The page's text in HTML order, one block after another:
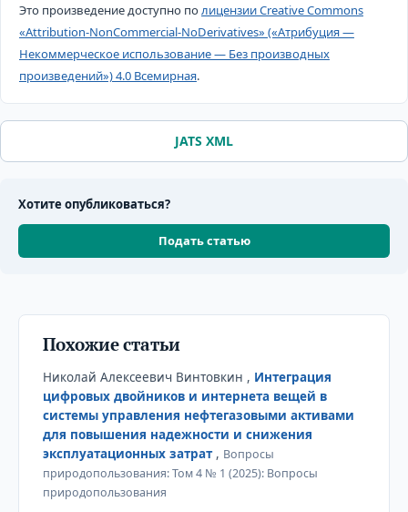
Это произведение доступно полицензии Creative Commons
«Attribution-NonCommercial-NoDerivatives» («Атрибуция —
Некоммерческое использование — Без производных
произведений») 4.0 Всемирная.
JATS XML
Хотите опубликоваться?
Подать статью
Похожие статьи
Николай Алексеевич Винтовкин , Интеграция
цифровых двойников и интернета вещей в
системы управления нефтегазовыми активами
для повышения надежности и снижения
эксплуатационных затрат , Вопросы
природопользования: Том 4 № 1 (2025): Вопросы
природопользования